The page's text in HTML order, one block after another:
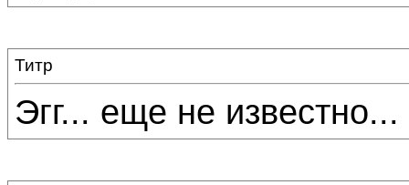
Титр
Эгг... еще не